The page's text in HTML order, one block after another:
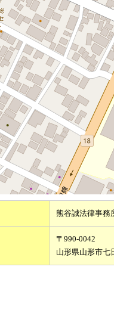
熊谷誠法律事務
〒990-0042
山形県山形市七